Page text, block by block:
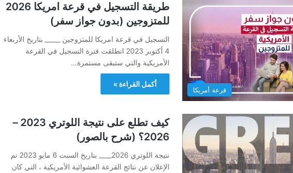
قرعة أمريكا
طريقة التسجيل في قرعة امريكا 2026
للمتزوجين (بدون جواز سفر)
التسجيل في قرعة امريكا للمتزوجين _____ بتاريخ الأربعاء
4 أكتوبر 2023 انطلقت فترة التسجيل في القرعة
الأمريكية والتي ستبقى مستمرة…
أكمل القراءة »
كيف تطلع على نتيجة اللوتري 2023 –
2026؟ (شرح بالصور)
نتيجة اللوتري 2026____ بتاريخ السبت 6 مايو 2023 تم
الإعلان عن نتائج القرعة العشوائية الأمريكية ، التي كان